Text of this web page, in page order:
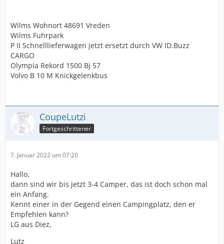
Wilms Wohnort 48691 Vreden
Wilms Fuhrpark
P II Schnelllieferwagen jetzt ersetzt durch VW ID.Buzz
CARGO
Olympia Rekord 1500 Bj 57
Volvo B 10 M Knickgelenkbus
CoupeLutzi
Fortgeschrittener
7. Januar 2022 um 07:20
Hallo,
dann sind wir bis jetzt 3-4 Camper, das ist doch schon mal
ein Anfang.
Kennt einer in der Gegend einen Campingplatz, den er
Empfehlen kann?
LG aus Diez,
Lutz